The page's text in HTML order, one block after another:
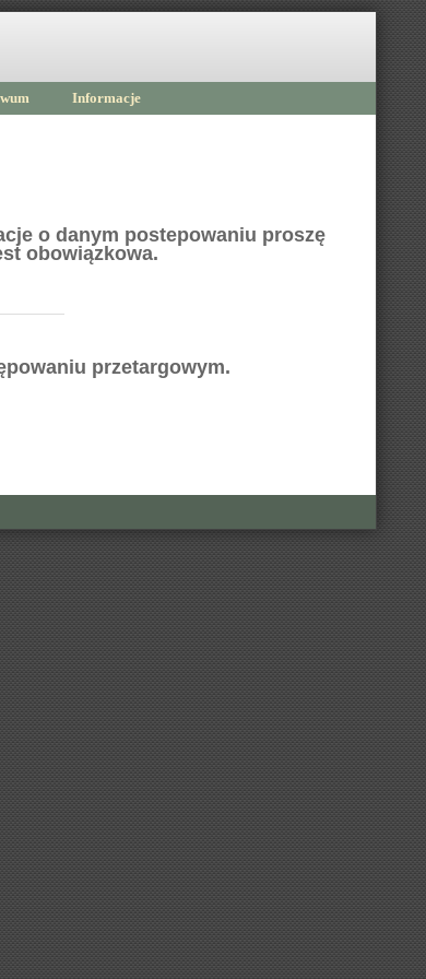
Informacje
o danym postepowaniu proszę
obowiązkowa.
przetargowym.